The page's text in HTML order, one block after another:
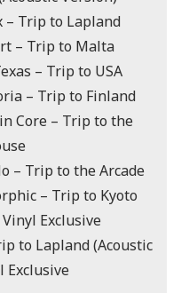
– Trip to Lapland
– Trip to Malta
– Trip to USA
– Trip to Finland
Core – Trip to the
– Trip to the Arcade
– Trip to Kyoto
Exclusive
to Lapland (Acoustic
Exclusive